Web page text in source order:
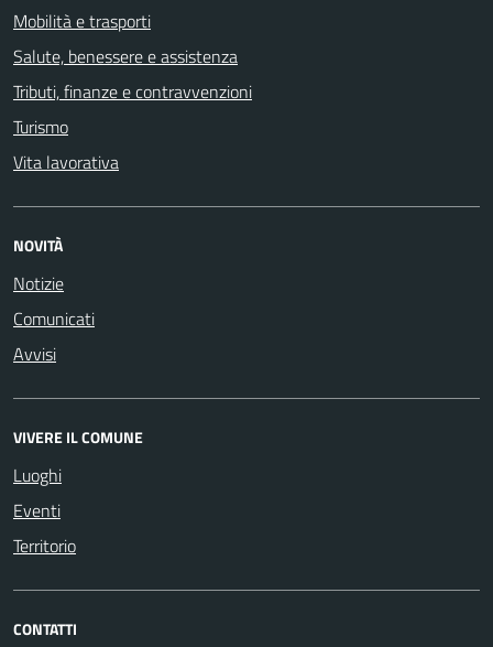
Mobilità e trasporti
Salute, benessere e assistenza
Tributi, finanze e contravvenzioni
Turismo
Vita lavorativa
NOVITÀ
Notizie
Comunicati
Avvisi
VIVERE IL COMUNE
Luoghi
Eventi
Territorio
CONTATTI